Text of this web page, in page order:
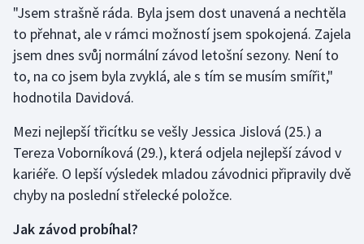
Plážový volejbal
Ragby
Rychlobruslení
Rychlostní kanoistika
Short track
"Jsem strašně ráda. Byla jsem dost unavená a nechtěla
to přehnat, ale v rámci možností jsem spokojená. Zajela
jsem dnes svůj normální závod letošní sezony. Není to
to, na co jsem byla zvyklá, ale s tím se musím smířit,"
hodnotila Davidová.
Mezi nejlepší třicítku se vešly Jessica Jislová (25.) a
Tereza Voborníková (29.), která odjela nejlepší závod v
kariéře. O lepší výsledek mladou závodnici připravily dvě
chyby na poslední střelecké položce.
Jak závod probíhal?